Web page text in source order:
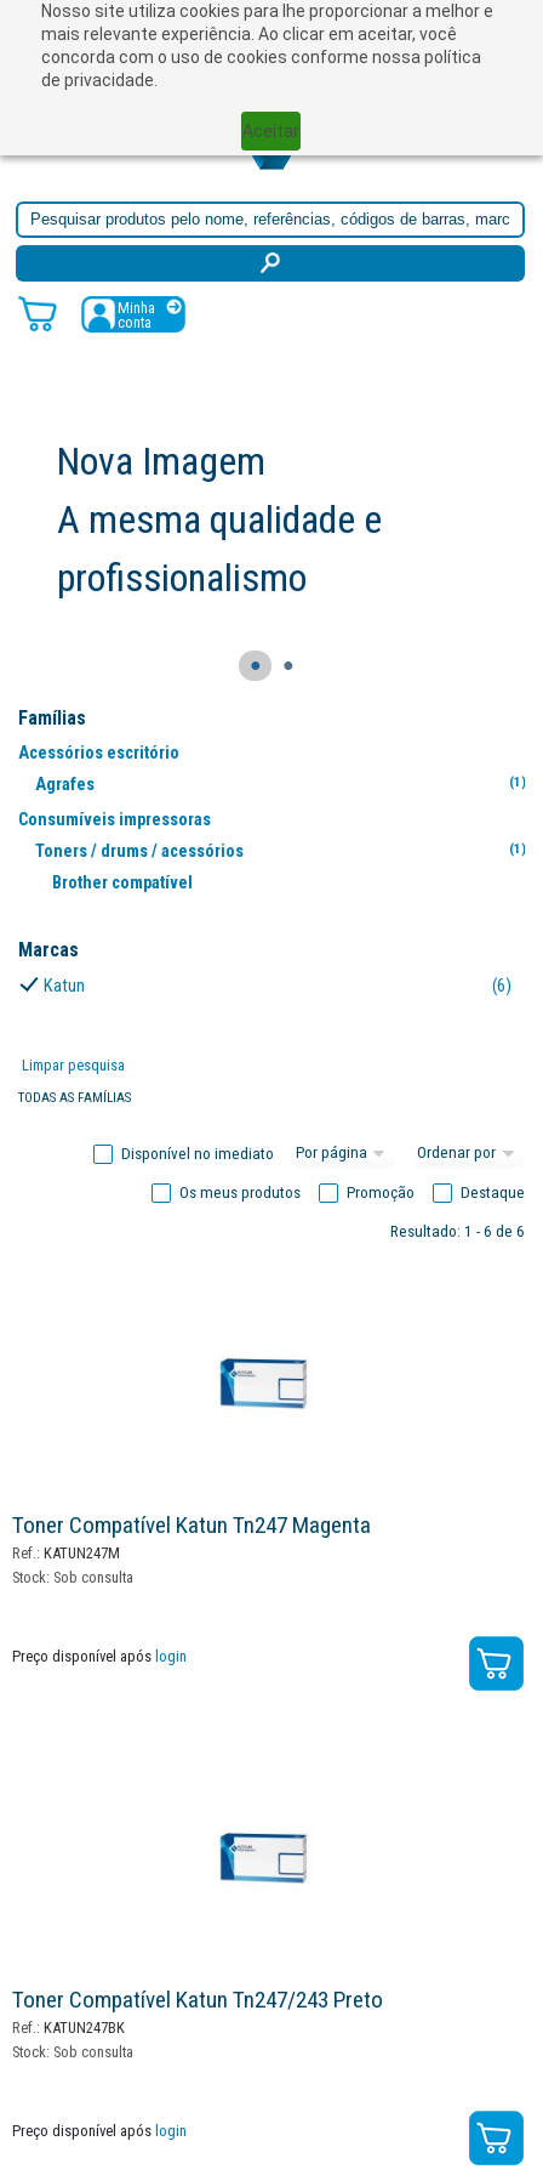
Nosso site utiliza cookies para lhe proporcionar a melhor e
mais relevante experiência. Ao clicar em aceitar, você
concorda com o uso de cookies conforme nossa política
de privacidade.
Aceitar
Minha
conta
e
● ●
Famílias
Acessórios escritório
Agrafes
(1)
Consumíveis impressoras
Toners / drums / acessórios
(1)
Brother compatível
Marcas
Katun (6)
Limpar pesquisa
TODAS AS FAMÍLIAS
Disponível no imediato
Destaque
Promoção
Os meus produtos
Resultado: 1 - 6 de 6
Toner Compatível Katun Tn247 Magenta
Ref.: KATUN247M
Stock: Sob consulta
Preço disponível após login
Toner Compatível Katun Tn247/243 Preto
Ref.: KATUN247BK
Stock: Sob consulta
Preço disponível após login